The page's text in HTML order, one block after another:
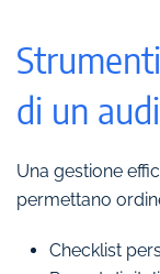
di un
Una gestione
permettano
Checklist